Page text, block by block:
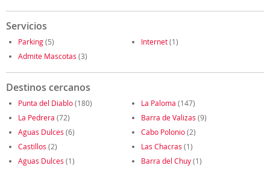
Servicios
Parking(5) Internet(1)
Admite Mascotas (3)
Destinos cercanos
Punta del Diablo(180) La Paloma (147)
La Pedrera (72) Barra de Valizas (9)
Aguas Dulces (6) Cabo Polonio(2)
Castillos (2) Las Chacras (1)
Aguas Dulces (1) Barra del Chuy(1)